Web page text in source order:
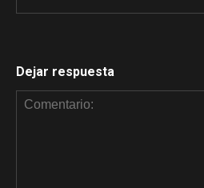
Dejar respuesta